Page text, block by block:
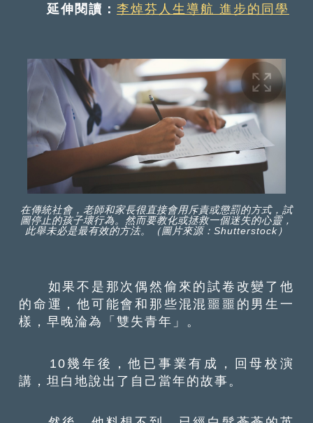
延伸閱讀：李焯芬人生導航 進步的同學
在傳統社會，老師和家長很直接會用斥責或懲罰的方式，試
圖停止的孩子壞行為。然而要教化或拯救一個迷失的心靈，
此舉未必是最有效的方法。（圖片來源：Shutterstock）
如果不是那次偶然偷來的試卷改變了他
的命運，他可能會和那些混混噩噩的男生一
樣，早晚淪為「雙失青年」。
10幾年後，他已事業有成，回母校演
講，坦白地說出了自己當年的故事。